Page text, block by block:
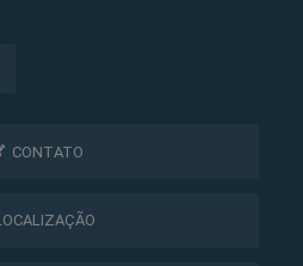
CONTATO